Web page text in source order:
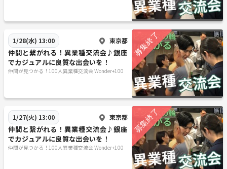
学生参加 ： 可能
服装 ： 自由
申込 ： 予約制
進行方法 ： 着席＋立席式のハイブリット交流会
東京都千代田区有楽町1-2-14 紫ビル8階
https://goo.gl/maps/m5VHvBZ8RRLuqTbh8
（グーグルマップ）
地下鉄は銀座駅・日比谷駅より徒歩3分、JR線も有楽町駅徒歩5分3駅ア
クセス抜群の好立地！（JR新橋駅や都営三田線内幸駅からもアクセス
1/28(水) 13:00 東京都
仲間と繋がれる！異業種交流会♪銀座
でカジュアルに良質な出会いを！
仲間が見つかる！100人異業種交流会 Wonder+100
1/27(火) 13:00 東京都
仲間と繋がれる！異業種交流会♪銀座
でカジュアルに良質な出会いを！
仲間が見つかる！100人異業種交流会 Wonder+100